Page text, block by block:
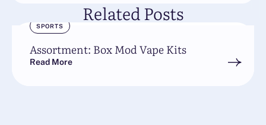
Related Posts
SPORTS
Assortment: Box Mod Vape Kits
Read More